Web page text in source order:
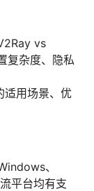
vs
复杂度、隐私
适用场景、优
、
平台均有支